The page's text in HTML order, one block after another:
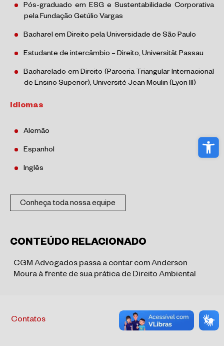
Pós-graduado em ESG e Sustentabilidade Corporativa
pela Fundação Getúlio Vargas
Bacharel em Direito pela Universidade de São Paulo
Estudante de intercâmbio – Direito, Universität Passau
Bacharelado em Direito (Parceria Triangular Internacional
de Ensino Superior), Université Jean Moulin (Lyon III)
Idiomas
Alemão
Espanhol
Inglês
Conheça toda nossa equipe
CONTEÚDO RELACIONADO
CGM Advogados passa a contar com Anderson
Moura à frente de sua prática de Direito Ambiental
Contatos